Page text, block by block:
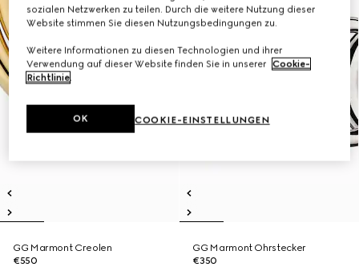
GG Marmont Creolen
€550
GG Marmont Ohrstecker
€350
sozialen Netzwerken zu teilen. Durch die weitere Nutzung dieser
Website stimmen Sie diesen Nutzungsbedingungen zu.
Weitere Informationen zu diesen Technologien und ihrer
Verwendung auf dieser Website finden Sie in unserer Cookie-
Richtlinie.
COOKIE-EINSTELLUNGEN
OK